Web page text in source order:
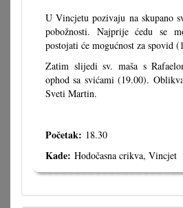
U Vincjetu pozivaju na skupano
pobožnosti. Najprije ćedu se
postojati će mogućnost za spovid
Zatim slijedi sv. maša s
ophod sa svićami (19.00).
Sveti Martin.
Početak: 18.30
Kade: Hodočasna crikva, Vincjet